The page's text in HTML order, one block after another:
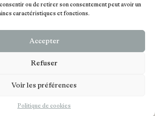
ou de retirer son consentement peut avoir un
caractéristiques et fonctions.
Accepter
Refuser
Voir les préférences
Politique de cookies
all these efforts, our large terrace
view of the Alpilles will offer
spectacle day and night where you
stars.